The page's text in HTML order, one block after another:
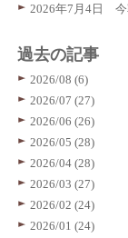
2026年7月4日
過去の記事
2026/08 (6)
2026/07 (27)
2026/06 (26)
2026/05 (28)
2026/04 (28)
2026/03 (27)
2026/02 (24)
2026/01 (24)